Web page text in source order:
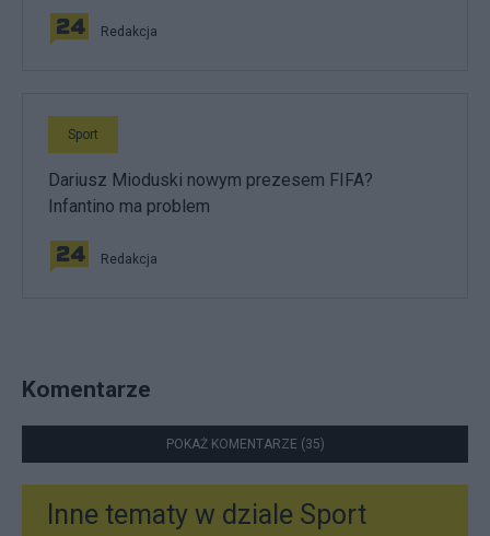
Redakcja
Sport
Dariusz Mioduski nowym prezesem FIFA?
Infantino ma problem
Redakcja
Komentarze
POKAŻ KOMENTARZE (35)
Inne tematy w dziale Sport